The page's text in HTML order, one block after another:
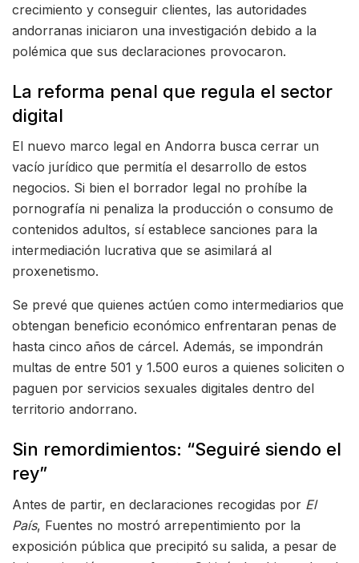
crecimiento y conseguir clientes, las autoridades
andorranas iniciaron una investigación debido a la
polémica que sus declaraciones provocaron.
La reforma penal que regula el sector
digital
El nuevo marco legal en Andorra busca cerrar un
vacío jurídico que permitía el desarrollo de estos
negocios. Si bien el borrador legal no prohíbe la
pornografía ni penaliza la producción o consumo de
contenidos adultos, sí establece sanciones para la
intermediación lucrativa que se asimilará al
proxenetismo.
Se prevé que quienes actúen como intermediarios que
obtengan beneficio económico enfrentaran penas de
hasta cinco años de cárcel. Además, se impondrán
multas de entre 501 y 1.500 euros a quienes soliciten o
paguen por servicios sexuales digitales dentro del
territorio andorrano.
Sin remordimientos: “Seguiré siendo el
rey”
Antes de partir, en declaraciones recogidas por El
País, Fuentes no mostró arrepentimiento por la
exposición pública que precipitó su salida, a pesar de